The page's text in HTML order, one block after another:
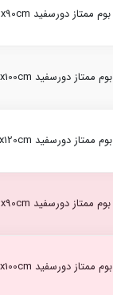
بوم ممتاز دورسفید 60x90cm پیشگام
بوم ممتاز دورسفید 60x100cm پیشگام
بوم ممتاز دورسفید 60x120cm پیشگام
بوم ممتاز دورسفید 70x90cm پیشگام
بوم ممتاز دورسفید 70x100cm پیشگام